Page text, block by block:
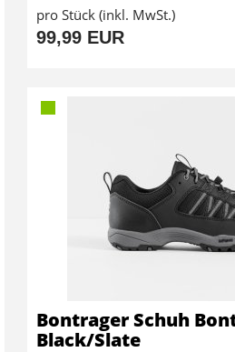
pro Stück (inkl. MwSt.)
99,99 EUR
Bontrager Schuh
Black/Slate